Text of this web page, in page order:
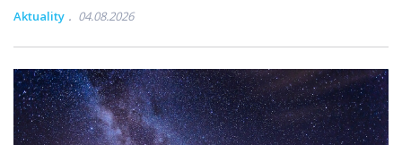
Aktuality 04.08.2026